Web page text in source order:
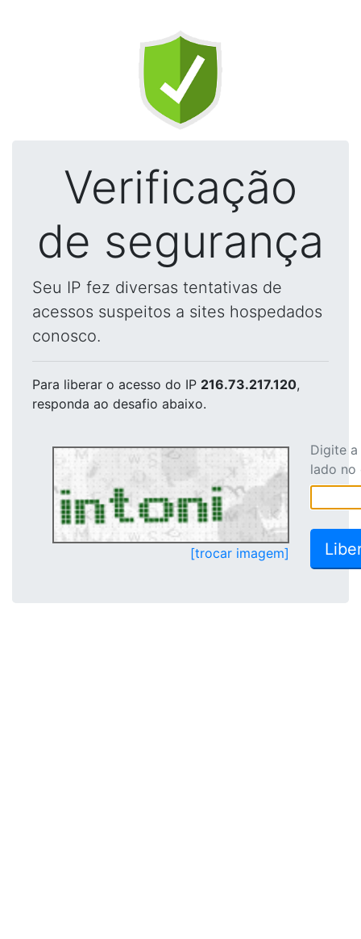
Verificação
de segurança
Seu IP fez diversas tentativas de
acessos suspeitos a sites hospedados
conosco.
Para liberar o acesso do IP 216.73.217.120,
responda ao desafio abaixo.
[trocar imagem]
Digite
lado no